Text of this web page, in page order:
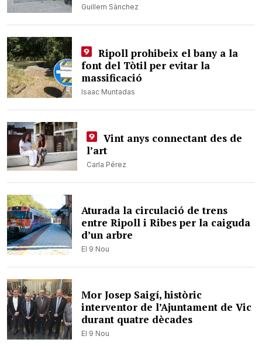
Guillem Sànchez
Ripoll prohibeix el bany a la
font del Tòtil per evitar la
massificació
Isaac Muntadas
Vint anys connectant des de
l’art
Carla Pérez
Aturada la circulació de trens
entre Ripoll i Ribes per la caiguda
d’un arbre
El 9 Nou
Mor Josep Saigí, històric
interventor de l’Ajuntament de Vic
durant quatre dècades
El 9 Nou